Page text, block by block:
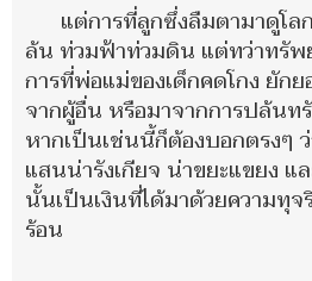
แต่การที่ลูกซึ่งลืมตามาดูโ
ล้น ท่วมฟ้าท่วมดิน แต่ทว่าทรั
การที่พ่อแม่ของเด็กคดโกง ยัก
จากผู้อื่น หรือมาจากการปล้น
หากเป็นเช่นนี้ก็ต้องบอกตรงๆ
แสนน่ารังเกียจ น่าขยะแขยง แ
นั้นเป็นเงินที่ได้มาด้วยความทุจ
ร้อน